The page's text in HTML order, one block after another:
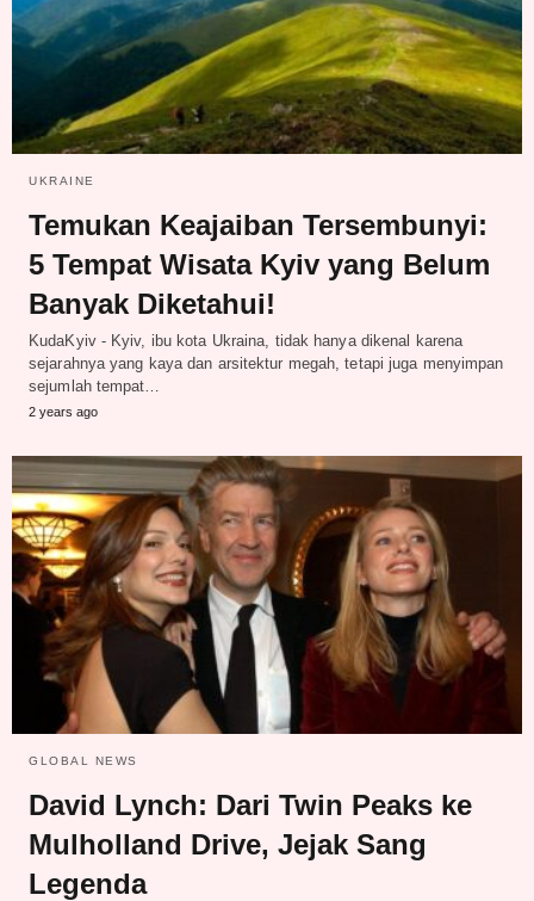
UKRAINE
Temukan Keajaiban Tersembunyi:
5 Tempat Wisata Kyiv yang Belum
Banyak Diketahui!
KudaKyiv - Kyiv, ibu kota Ukraina, tidak hanya dikenal karena
sejarahnya yang kaya dan arsitektur megah, tetapi juga menyimpan
sejumlah tempat…
2 years ago
GLOBAL NEWS
David Lynch: Dari Twin Peaks ke
Mulholland Drive, Jejak Sang
Legenda